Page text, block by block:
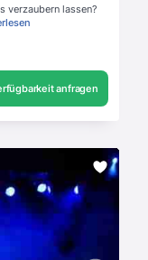
verzaubern lassen?
anfragen